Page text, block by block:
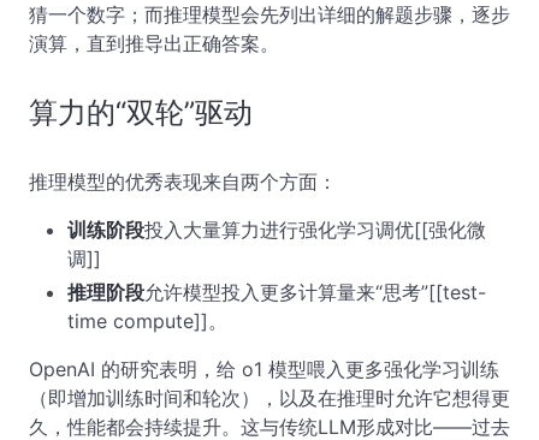
猜一个数字；而推理模型会先列出详细的解题步骤，逐步
演算，直到推导出正确答案。
算力的“双轮”驱动
推理模型的优秀表现来自两个方面：
训练阶段投入大量算力进行强化学习调优[[强化微
调]]
推理阶段允许模型投入更多计算量来“思考”[[test-
time compute]]。
OpenAI 的研究表明，给 o1 模型喂入更多强化学习训练
（即增加训练时间和轮次），以及在推理时允许它想得更
久，性能都会持续提升。这与传统LLM形成对比——过去